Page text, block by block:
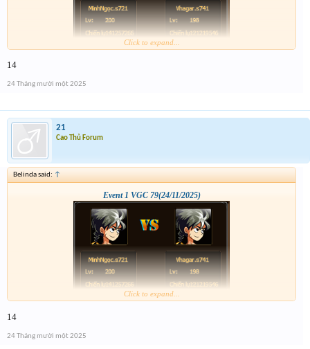
Click to expand...
14
24 Tháng mười một 2025
21
Cao Thủ Forum
Belinda said: ↑
Event 1 VGC 79(24/11/2025)
Click to expand...
14
24 Tháng mười một 2025